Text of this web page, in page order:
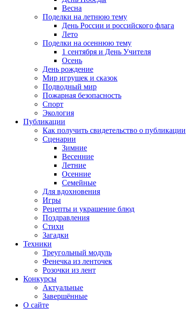
Весна
Поделки на летнюю тему
День России и российского флага
Лето
Поделки на осеннюю тему
1 сентября и День Учителя
Осень
День рождение
Мир игрушек и сказок
Подводный мир
Пожарная безопасность
Спорт
Экология
Публикации
Как получить свидетельство о публикации
Сценарии
Зимние
Весенние
Летние
Осенние
Семейные
Для вдохновения
Игры
Рецепты и украшение блюд
Поздравления
Стихи
Загадки
Техники
Треугольный модуль
Фенечка из ленточек
Розочки из лент
Конкурсы
Актуальные
Завершённые
О сайте